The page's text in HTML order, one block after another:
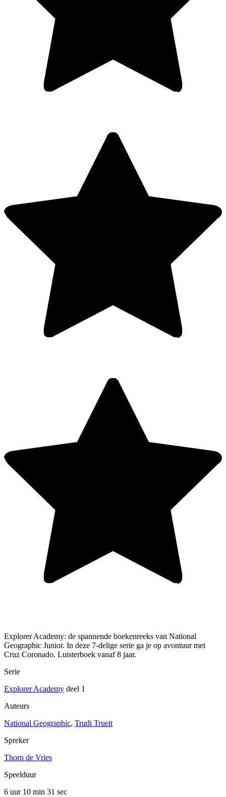
Explorer Academy: de spannende boekenreeks van National
Geographic Junior. In deze 7-delige serie ga je op avontuur met
Cruz Coronado. Luisterboek vanaf 8 jaar.
Serie
Explorer Academy deel 1
Auteurs
National Geographic, Trudi Trueit
Spreker
Thorn de Vries
Speelduur
6 uur 10 min 31 sec